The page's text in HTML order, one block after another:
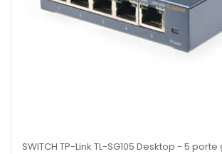
SWITCH TP-Link TL-SG105 Desktop - 5